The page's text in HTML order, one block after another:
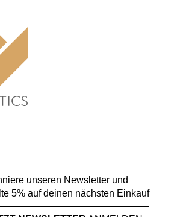
unseren Newsletter und
5% auf deinen nächsten Einkauf